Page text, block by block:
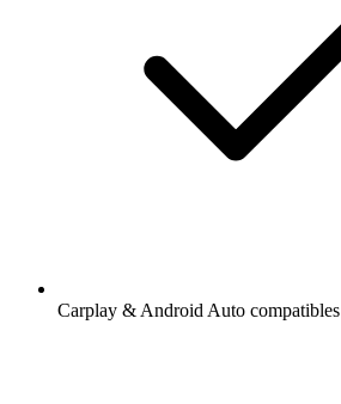
Carplay & Android Auto compatibles